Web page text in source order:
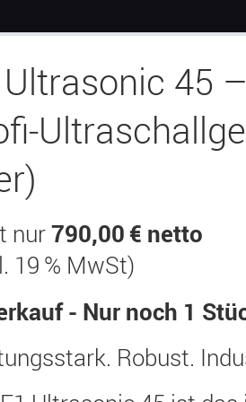
hauptsächlich auf
Auf Anfrage
können
Werkzeuge für Sie
zur
evtl. aus
Wir verwenden
wie der Name
45 –
nur790,00 € netto
19 % MwSt)
- Nur noch 1
Robust.